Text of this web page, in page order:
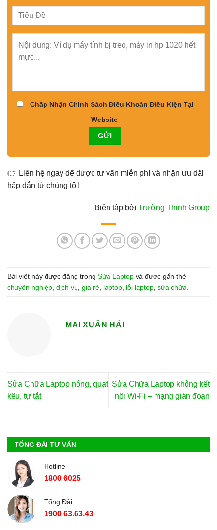
Chấp Nhận Chinh Sách Điều Khoản Điều Kiện Tại
Website
👉 Liên hệ ngay để được tư vấn miễn phí và nhận ưu đãi
hấp dẫn từ chúng tôi!
Biên tập bởi Trường Thịnh Group
Bài viết này được đăng trong Sửa Laptop và được gắn thẻ
chuyên nghiệp dịch vụ giá rẻ laptop lỗi laptop sửa chữa
MAI XUÂN HẢI
Sửa Chữa Laptop nóng, quạt
kêu, tự tắt
Sửa Chữa Laptop không kết
nối Wi-Fi – mạng gián đoạn
TỔNG ĐÀI TƯ VẤN
Hotline
1800 6025
Tổng Đài
1900 63.63.43